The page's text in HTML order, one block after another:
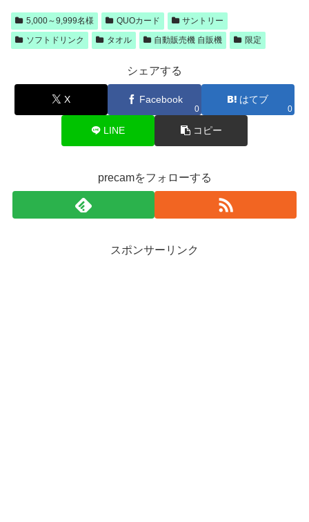
5,000～9,999名様 QUOカード
サントリー
ソフトドリンク
タオル 自動販売機 自販機 限定
シェアする
X Facebook
0
はてブ
0
LINE コピー
precamをフォローする
スポンサーリンク